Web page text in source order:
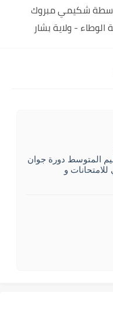
شكيمي مبروك
الوطاء - ولاية بشار
المتوسط دورة جوان
للامتحانات و